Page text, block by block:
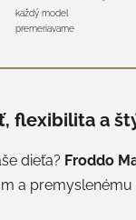
každý model
premeriavame
flexibilita a
dieťa? Froddo
a